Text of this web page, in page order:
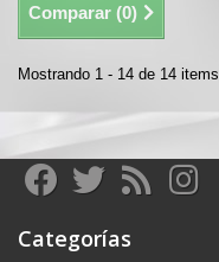
Comparar (0)
Mostrando 1 - 14 de 14 items
Categorías